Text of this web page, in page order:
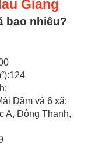
Giang
bao nhiêu?
Dầm và 6 xã:
A, Đông Thạnh,